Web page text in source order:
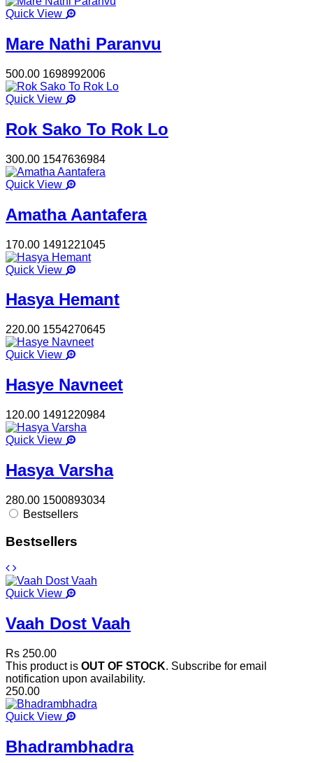
Quick View
Mare Nathi Paranvu
500.00 1698992006
Quick View
Rok Sako To Rok Lo
300.00 1547636984
Quick View
Amatha Aantafera
170.00 1491221045
Quick View
Hasya Hemant
220.00 1554270645
Quick View
Hasye Navneet
120.00 1491220984
Quick View
Hasya Varsha
280.00 1500893034
Bestsellers
Bestsellers
Quick View
Vaah Dost Vaah
Rs 250.00
This product is OUT OF STOCK. Subscribe for email
notification upon availability.
250.00
Quick View
Bhadrambhadra